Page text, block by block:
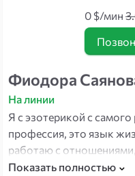
0 $/мин
Фиодора
На линии
Я с эзотерикой с
профессия, это язык
работаю с
внутренним
Показать полностью